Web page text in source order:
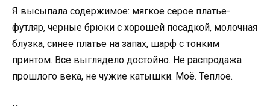
Я высыпала содержимое: мягкое серое платье-
футляр, черные брюки с хорошей посадкой, молочная
блузка, синее платье на запах, шарф с тонким
принтом. Все выглядело достойно. Не распродажа
прошлого века, не чужие катышки. Моё. Теплое.